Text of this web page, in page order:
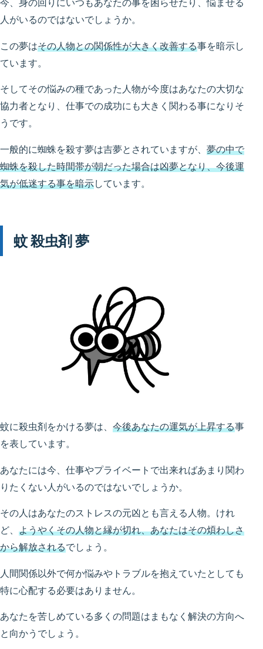
今、身の回りにいつもあなたの事を困らせたり、悩ませる
人がいるのではないでしょうか。
この夢はその人物との関係性が大きく改善する事を暗示し
ています。
そしてその悩みの種であった人物が今度はあなたの大切な
協力者となり、仕事での成功にも大きく関わる事になりそ
うです。
一般的に蜘蛛を殺す夢は吉夢とされていますが、 夢の中で
蜘蛛を殺した時間帯が朝だった場合は凶夢となり、今後運
気が低迷する事を暗示しています。
蚊 殺虫剤 夢
蚊に殺虫剤をかける夢は、 今後あなたの運気が上昇する事
を表しています。
あなたには今、仕事やプライベートで出来ればあまり関わ
りたくない人がいるのではないでしょうか。
その人はあなたのストレスの元凶とも言える人物。けれ
ど、 ようやくその人物と縁が切れ、あなたはその煩わしさ
から解放されるでしょう。
人間関係以外で何か悩みやトラブルを抱えていたとしても
特に心配する必要はありません。
あなたを苦しめている多くの問題はまもなく解決の方向へ
と向かうでしょう。